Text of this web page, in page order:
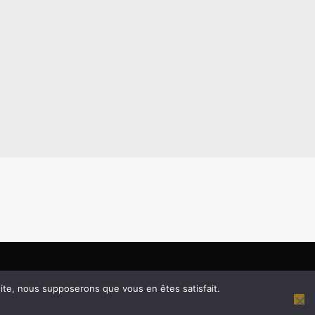
nous supposerons que vous en êtes satisfait.